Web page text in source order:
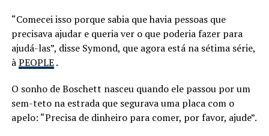
“Comecei isso porque sabia que havia pessoas que
precisava ajudar e queria ver o que poderia fazer para
ajudá-las”, disse Symond, que agora está na sétima série,
àPEOPLE.
O sonho de Boschett nasceu quando ele passou por um
sem-teto na estrada que segurava uma placa com o
apelo: “Precisa de dinheiro para comer, por favor, ajude”.